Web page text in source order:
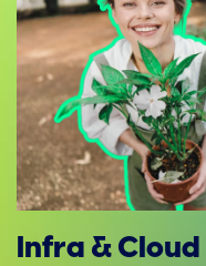
Infra & Cloud